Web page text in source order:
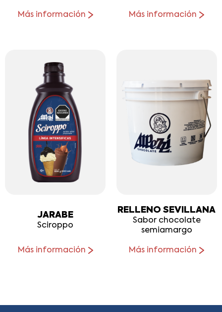
Más información Más información
JARABE
Sciroppo
Más información
RELLENO SEVILLANA
Sabor chocolate
semiamargo
Más información